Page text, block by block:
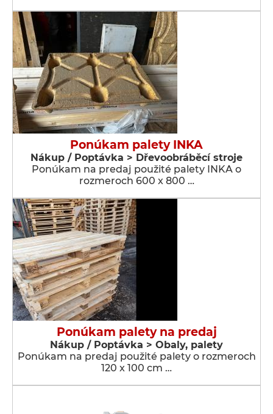
Ponúkam palety INKA
Nákup / Poptávka > Dřevoobráběcí stroje
Ponúkam na predaj použité palety INKA o
rozmeroch 600 x 800 …
Ponúkam palety na predaj
Nákup / Poptávka > Obaly, palety
Ponúkam na predaj použité palety o rozmeroch
120 x 100 cm …